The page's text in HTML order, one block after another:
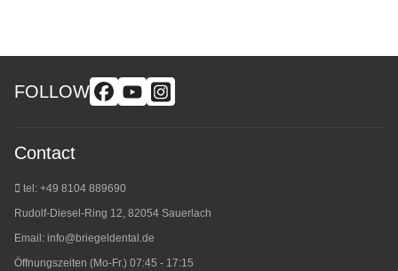
FOLLOW
Contact
tel: +49 8104 889690
Rudolf-Diesel-Ring 12, 82054 Sauerlach
Email: info@briegeldental.de
Öffnungszeiten (Mo-Fr.) 07:45 - 17:15